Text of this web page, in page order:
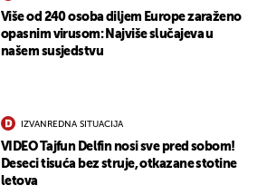
Više od 240 osoba diljem Europe zaraženo
opasnim virusom: Najviše slučajeva u
našem susjedstvu
IZVANREDNA SITUACIJA
VIDEO Tajfun Delfin nosi sve pred sobom!
Deseci tisuća bez struje, otkazane stotine
letova